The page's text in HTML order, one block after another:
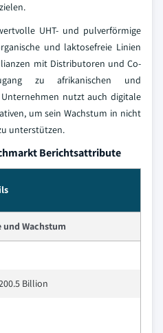
UHT- und pulverförmige
und laktosefreie Linien
mit Distributoren und Co-
zu afrikanischen und
nutzt auch digitale
um sein Wachstum in nicht
unterstützen.
Berichtsattribute
Wachstum
Billion